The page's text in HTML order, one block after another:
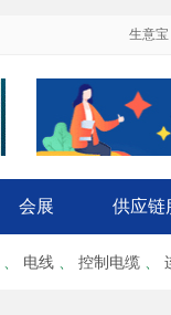
生意宝
会展 供应链
电线 控制电缆